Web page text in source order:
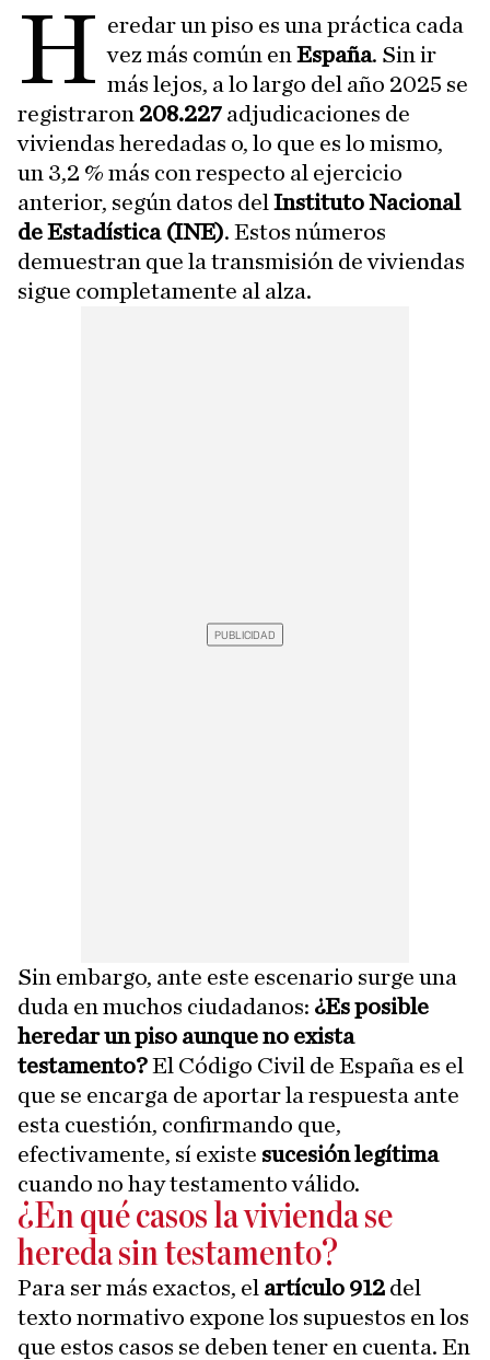
H eredar un piso es una práctica cada
vez más común enEspaña. Sin ir
más lejos, a lo largo del año 2025 se
registraron 208.227 adjudicaciones de
viviendas heredadas o, lo que es lo mismo,
un 3,2 % más con respecto al ejercicio
anterior, según datos del Instituto Nacional
de Estadística (INE). Estos números
demuestran que la transmisión de viviendas
sigue completamente al alza.
Sin embargo, ante este escenario surge una
duda en muchos ciudadanos: ¿Es posible
heredar un piso aunque no exista
testamento?El Código Civil de España es el
que se encarga de aportar la respuesta ante
esta cuestión, confirmando que,
efectivamente, sí existe sucesión legítima
cuando no hay testamento válido.
¿En qué casos la vivienda se
hereda sin testamento?
Para ser más exactos, el artículo 912 del
texto normativo expone los supuestos en los
que estos casos se deben tener en cuenta. En